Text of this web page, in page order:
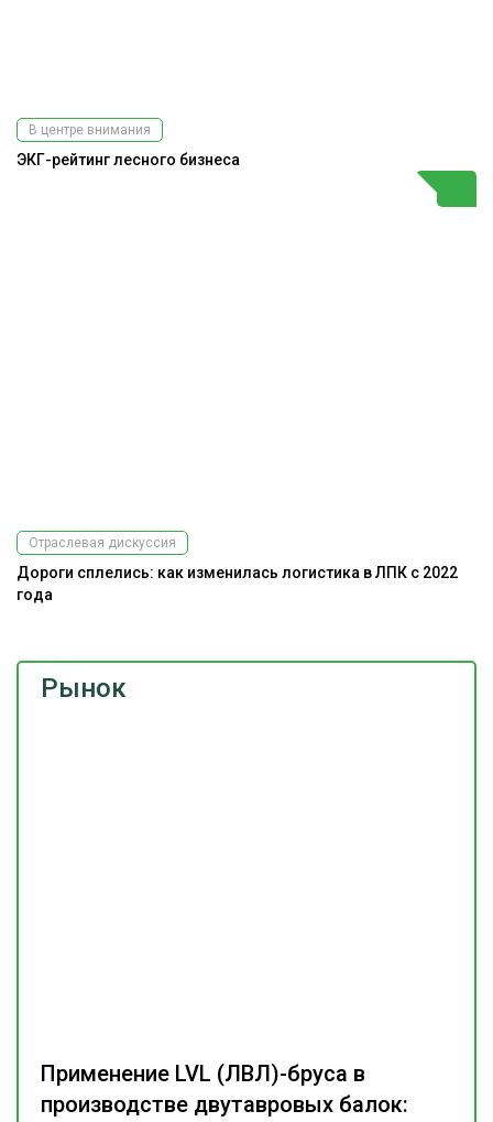
Рынок
Применение LVL (ЛВЛ)-бруса в
производстве двутавровых балок:
В центре внимания
ЭКГ-рейтинг лесного бизнеса
Отраслевая дискуссия
Дороги сплелись: как изменилась логистика в ЛПК с 2022
года